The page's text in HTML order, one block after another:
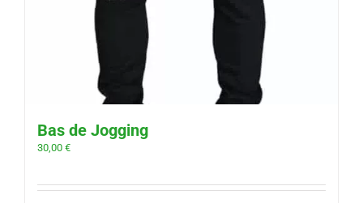
Bas de Jogging
30,00 €